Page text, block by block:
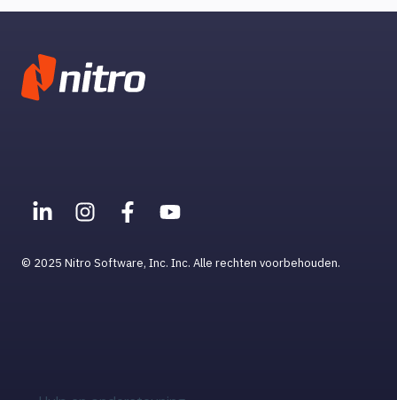
© 2025 Nitro Software, Inc. Inc. Alle rechten voorbehouden.